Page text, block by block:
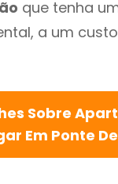
que tenha
a um
Sobre
Em Ponte